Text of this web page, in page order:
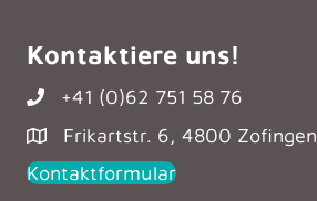
Kontaktiere uns!
+41 (0)62 751 58 76
Frikartstr. 6, 4800 Zofingen
Kontaktformular